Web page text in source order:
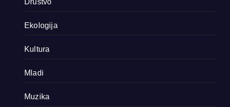
Društvo
Ekologija
Kultura
Mladi
Muzika